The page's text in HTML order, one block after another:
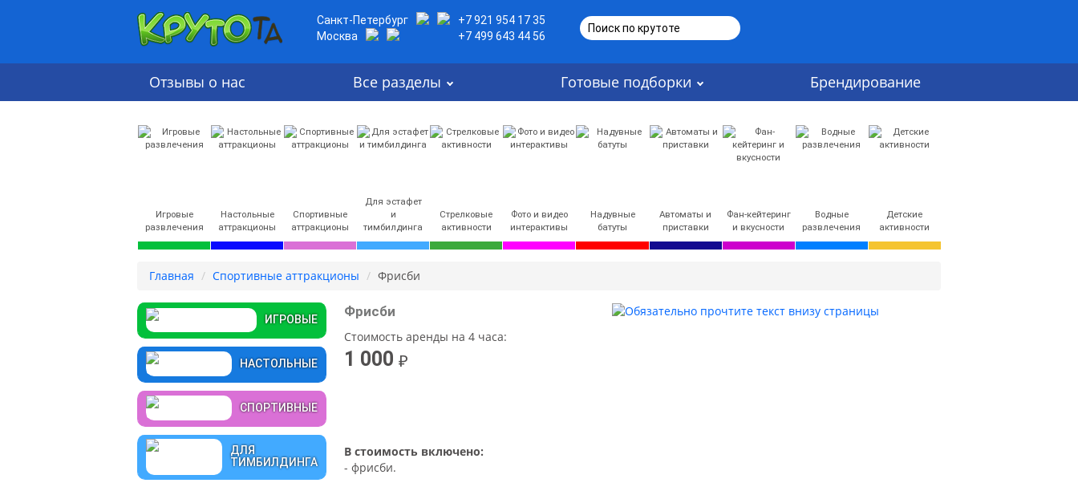
Санкт-Петербург
+7 921 954 17 35
Москва
+7 499 643 44 56
Поиск по крутоте
Отзывы о нас Все разделы Готовые подборки Брендирование
Игровые
развлечения
Настольные
аттракционы
Спортивные
аттракционы
Для эстафет
и
тимбилдинга
Стрелковые
активности
Фото и видео
интерактивы
Надувные
батуты
Автоматы и
приставки
Фан-кейтеринг
и вкусности
Водные
развлечения
Детские
активности
Главная Спортивные аттракционы Фрисби
ИГРОВЫЕ
НАСТОЛЬНЫЕ
СПОРТИВНЫЕ
ДЛЯ
ТИМБИЛДИНГА
Фрисби
Стоимость аренды на 4 часа:
1 000
В стоимость включено:
- фрисби.